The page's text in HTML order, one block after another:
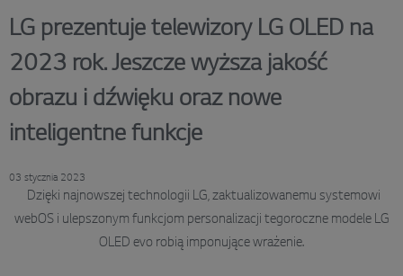
LG prezentuje telewizory LG OLED na
2023 rok. Jeszcze wyższa jakość
obrazu i dźwięku oraz nowe
inteligentne funkcje
03 stycznia 2023
Dzięki najnowszej technologii LG, zaktualizowanemu systemowi
webOS i ulepszonym funkcjom personalizacji tegoroczne modele LG
OLED evo robią imponujące wrażenie.